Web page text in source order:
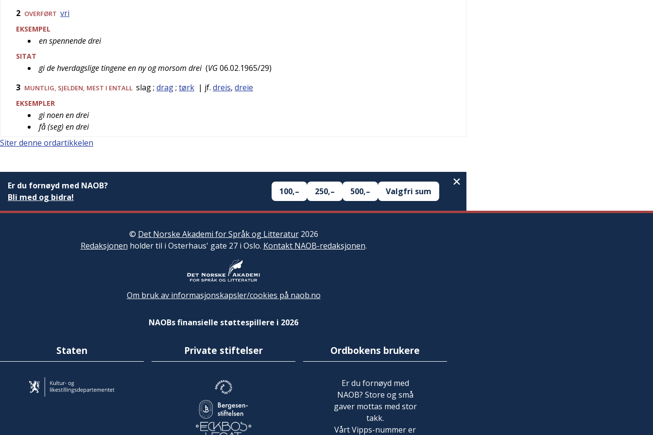
2 OVERFØRT vri
EKSEMPEL
en spennende drei
SITAT
gi de hverdagslige tingene en ny og morsom drei (VG06.02.1965/29)
3 MUNTLIG SJELDEN , MEST I ENTALL slag; drag; tørk | jf. dreis, dreie
EKSEMPLER
gi noen en drei
få (seg) en drei
Siter denne ordartikkelen
Er du fornøyd med NAOB?
Bli med og bidra!
100,– 250,– 500,– Valgfri sum
© Det Norske Akademi for Språk og Litteratur2026
Redaksjonen holder til i Osterhaus' gate 27 i Oslo. Kontakt NAOB-redaksjonen.
Om bruk av informasjonskapsler/cookies på naob.no
NAOBs finansielle støttespillere i 2026
Staten Private stiftelser Ordbokens brukere
Er du fornøyd med
NAOB? Store og små
gaver mottas med stor
takk.
Vårt Vipps-nummer er